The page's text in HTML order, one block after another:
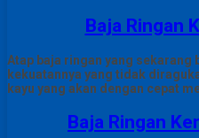
Baja Ringan
Atap baja ringan yang sekarang
kekuatannya yang tidak
kayu yang akan dengan cepat
Baja Ringan